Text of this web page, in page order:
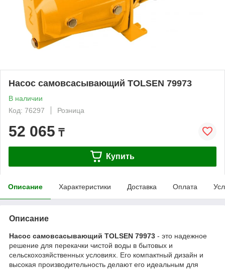
Насос самовсасывающий TOLSEN 79973
В наличии
Код: 76297
Розница
52 065 ₸
Купить
Описание Характеристики Доставка Оплата
Описание
Насос самовсасывающий TOLSEN 79973 - это надежное
решение для перекачки чистой воды в бытовых и
сельскохозяйственных условиях. Его компактный дизайн и
высокая производительность делают его идеальным для